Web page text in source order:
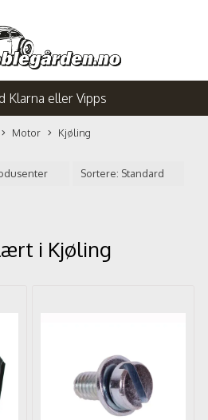
Klarna eller Vipps
Motor Kjøling
i Kjøling